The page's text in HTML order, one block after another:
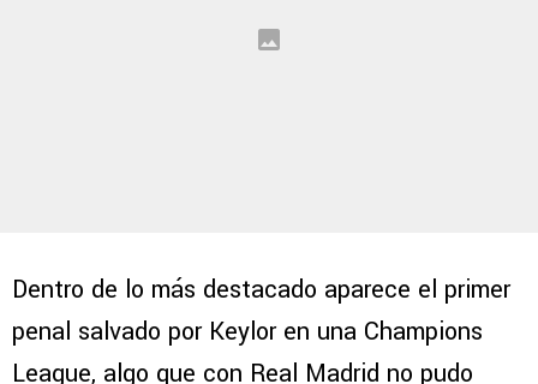
Dentro de lo más destacado aparece el primer
penal salvado por Keylor en una Champions
League, algo que con Real Madrid no pudo